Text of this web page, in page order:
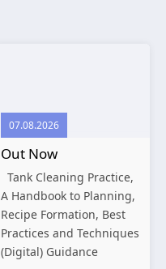
07.08.2026
Out Now
Tank Cleaning Practice,
A Handbook to Planning,
Recipe Formation, Best
Practices and Techniques
(Digital) Guidance